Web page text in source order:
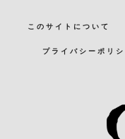
このサイトについて
プライバシーポリシ